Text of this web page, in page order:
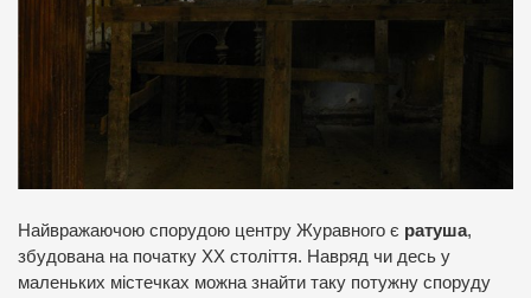
Найвражаючою спорудою центру Журавного є ратуша,
збудована на початку ХХ століття. Навряд чи десь у
маленьких містечках можна знайти таку потужну споруду